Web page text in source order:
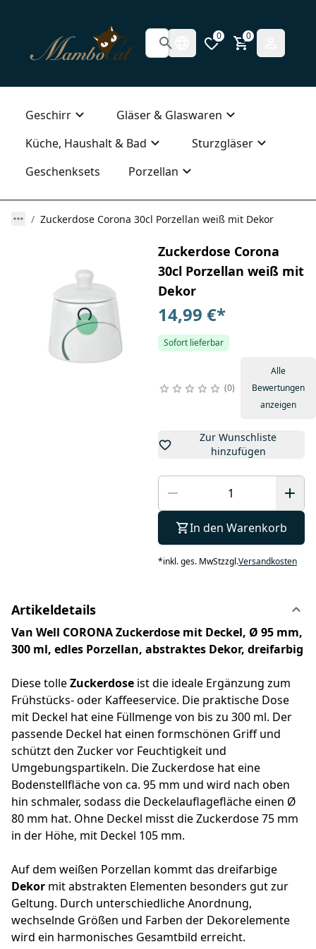
0 0
Geschirr
Gläser & Glaswaren
Küche, Haushalt & Bad
Sturzgläser
Geschenksets
Porzellan
Zuckerdose Corona 30cl Porzellan weiß mit Dekor
Zuckerdose Corona
30cl Porzellan weiß mit
Dekor
14,99 €*
Sofort lieferbar
0
Alle
Bewertungen
anzeigen
Zur Wunschliste
hinzufügen
In den Warenkorb
*inkl. ges. MwStzzgl.Versandkosten
Artikeldetails
Van Well CORONA Zuckerdose mit Deckel, Ø 95 mm,
300 ml, edles Porzellan, abstraktes Dekor, dreifarbig
Diese tolleZuckerdose ist die ideale Ergänzung zum
Frühstücks- oder Kaffeeservice. Die praktische Dose
mit Deckel hat eine Füllmenge von bis zu 300 ml. Der
passende Deckel hat einen formschönen Griff und
schützt den Zucker vor Feuchtigkeit und
Umgebungspartikeln. Die Zuckerdose hat eine
Bodenstellfläche von ca. 95 mm und wird nach oben
hin schmaler, sodass die Deckelauflagefläche einen Ø
80 mm hat. Ohne Deckel misst die Zuckerdose 75 mm
in der Höhe, mit Deckel 105 mm.
Auf dem weißen Porzellan kommt das dreifarbige
Dekor mit abstrakten Elementen besonders gut zur
Geltung. Durch unterschiedliche Anordnung,
wechselnde Größen und Farben der Dekorelemente
wird ein harmonisches Gesamtbild erreicht.